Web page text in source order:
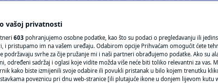
N1(DIS)INFO
FOTO
VIDEO
"Nitko mi to nije
vašoj privatnosti
603 pohranjujemo osobne podatke, kao što su podaci o pregledavanju ili
i pristupamo im na vašem uređaju. Odabirom opcije Prihvaćam omogućit ćete
podržavaju svrhe za čije pružanje mi i naši partneri obrađujemo podatke. Ako su
određeni sadržaj i oglasi koje vidite možda više neće biti toliko relevantni za vas.
kako biste izmijenili svoje odabire ili povukli pristanak u bilo kojem trenutku
poveznicu pri dnu web-stranice [ili plutajuće ikone u donjem lijevom kutu